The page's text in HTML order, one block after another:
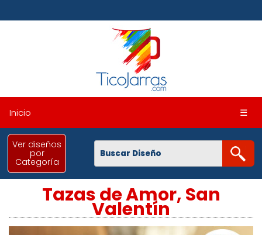
Inicio ☰
Ver diseños
por
Categoría
Tazas de Amor, San
Valentín